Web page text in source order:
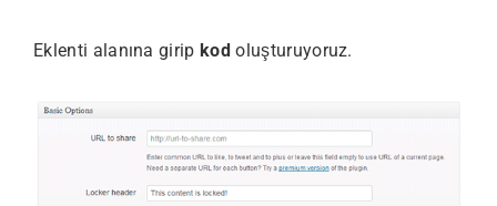
Eklenti alanına giripkod oluşturuyoruz.